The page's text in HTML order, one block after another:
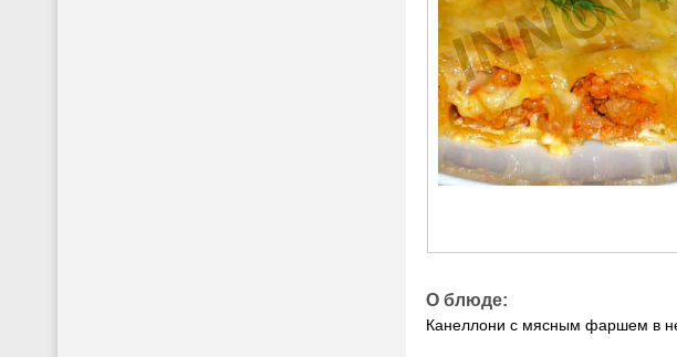
О блюде:
Канеллони с мясным фаршем в